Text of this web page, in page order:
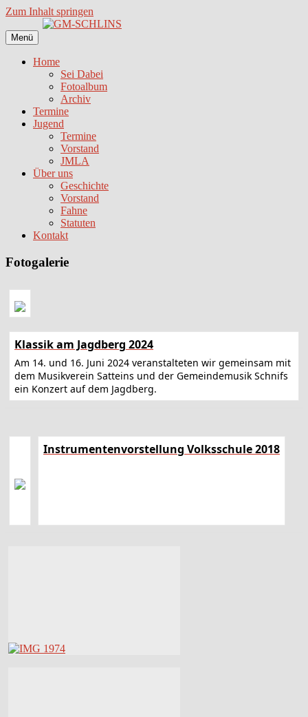
Zum Inhalt springen
Menü
Home
Sei Dabei
Fotoalbum
Archiv
Termine
Jugend
Termine
Vorstand
JMLA
Über uns
Geschichte
Vorstand
Fahne
Statuten
Kontakt
Fotogalerie
Klassik am Jagdberg 2024
Am 14. und 16. Juni 2024 veranstalteten wir gemeinsam mit
dem Musikverein Satteins und der Gemeindemusik Schnifs
ein Konzert auf dem Jagdberg.
Instrumentenvorstellung Volksschule 2018